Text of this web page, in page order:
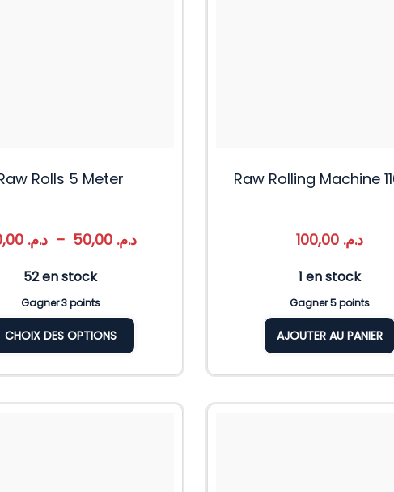
Rolls 5 Meter
د.م. – د.م.
52 en stock
Gagner 3 points
CHOIX DES OPTIONS
Raw Rolling Machine
د.م. 100,00
1 en stock
Gagner 5 points
AJOUTER AU PANIER